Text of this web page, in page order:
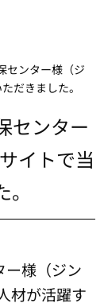
センター様（ジ
だきました。
センター
イトで当
ー様（ジン
材が活躍す